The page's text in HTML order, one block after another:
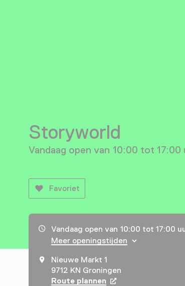
Storyworld
Vandaag open van 10:00 tot 17:00
Favoriet
Openingstijden, adres &
Vandaag open van 10:00 tot 17:00
Meer openingstijden
Nieuwe Markt 1
9712 KN Groningen
Route plannen Opent in een nieuw